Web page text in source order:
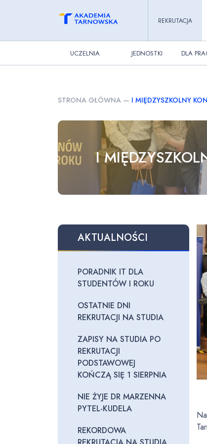
REKRUTACJA
UCZELNIA JEDNOSTKI DLA
STRONA GŁÓWNA — I MIĘDZYSZKOLNY
I
AKTUALNOŚCI
PORADNIK IT DLA
STUDENTÓW I ROKU
OSTATNIE DNI
REKRUTACJI NA STUDIA
ZAPISY NA STUDIA PO
REKRUTACJI
PODSTAWOWEJ
KOŃCZĄ SIĘ 1 SIERPNIA
NIE ŻYJE DR MARZENNA
PYTEL-KUDELA
REKORDOWA